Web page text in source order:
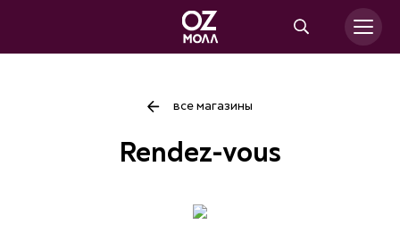
все магазины
Rendez-vous